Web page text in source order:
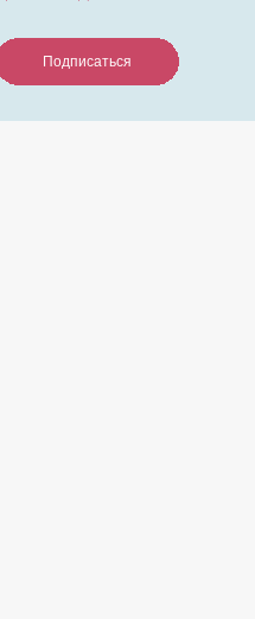
Подписаться
Подписаться
Подписаться